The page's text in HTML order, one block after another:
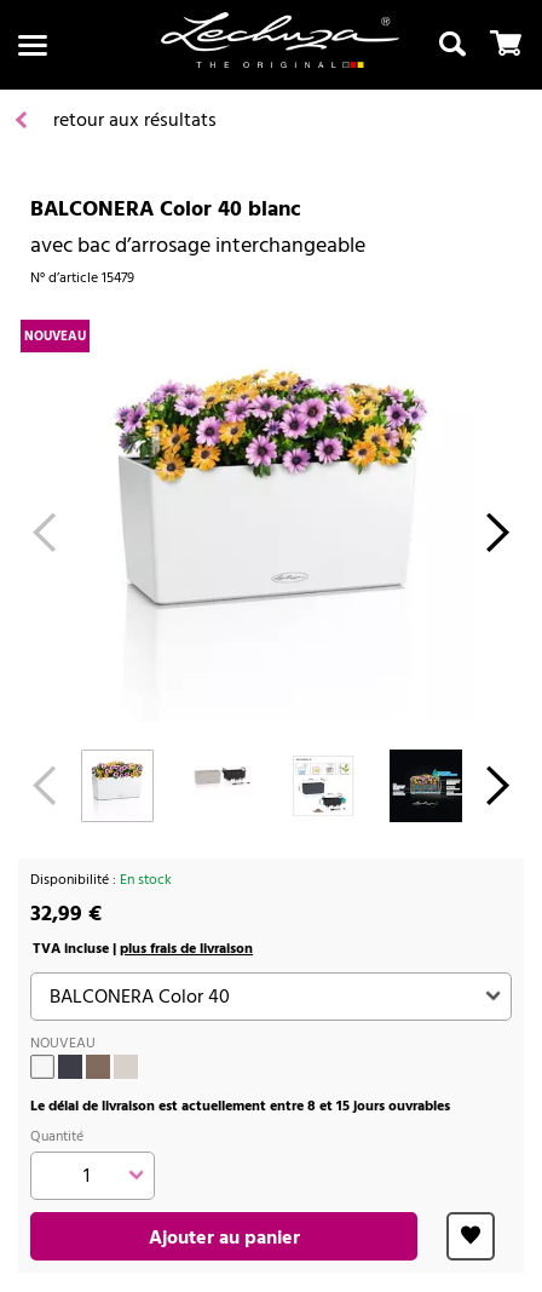
Recherche
retour aux résultats
BALCONERA Color 40 blanc
avec bac d’arrosage interchangeable
N° d’article15479
NOUVEAU
Disponibilité : En stock
32,99 €
TVA incluse |plus frais de livraison
NOUVEAU
Le délai de livraison est actuellement entre 8 et 15 jours ouvrables
Quantité
Ajouter au panier